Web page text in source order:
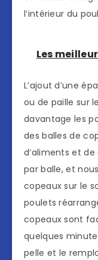
l’intérieur du
Les
L’ajout d’une
ou de paille sur
davantage les
des balles de
d’aliments et
par balle, et
copeaux sur le
poulets
copeaux sont
quelques
pelle et le